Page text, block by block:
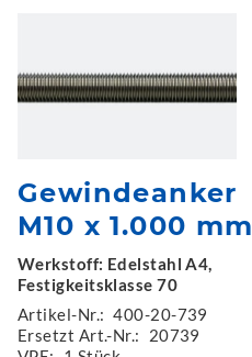
Gewindeanker
M10 x 1.000 mm
Werkstoff: Edelstahl A4,
Festigkeitsklasse 70
Artikel-Nr.: 400-20-739
Ersetzt Art.-Nr.:
20739